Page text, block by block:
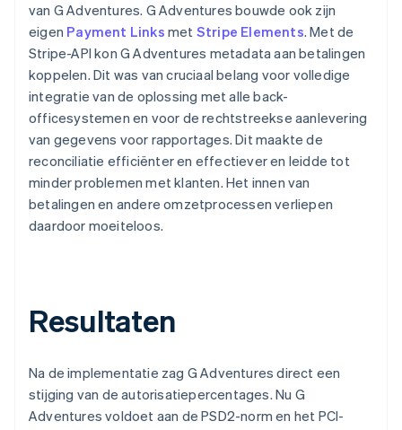
van G Adventures. G Adventures bouwde ook zijn
eigen Payment Links met Stripe Elements. Met de
Stripe-API kon G Adventures metadata aan betalingen
koppelen. Dit was van cruciaal belang voor volledige
integratie van de oplossing met alle back-
officesystemen en voor de rechtstreekse aanlevering
van gegevens voor rapportages. Dit maakte de
reconciliatie efficiënter en effectiever en leidde tot
minder problemen met klanten. Het innen van
betalingen en andere omzetprocessen verliepen
daardoor moeiteloos.
Resultaten
Na de implementatie zag G Adventures direct een
stijging van de autorisatiepercentages. Nu G
Adventures voldoet aan de PSD2-norm en het PCI-